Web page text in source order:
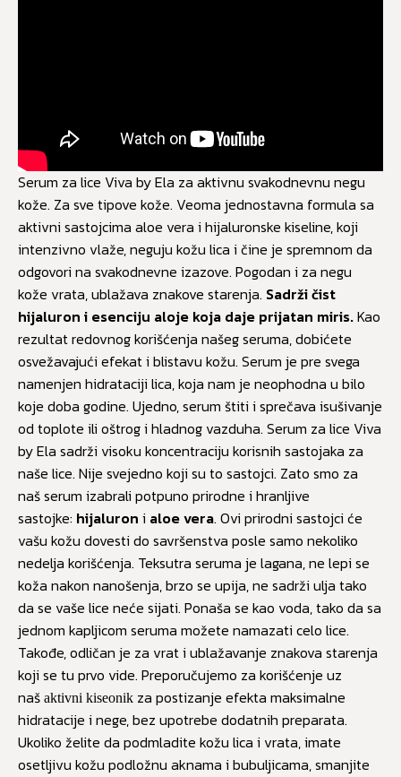
Serum za lice Viva by Ela za aktivnu svakodnevnu negu
kože. Za sve tipove kože. Veoma jednostavna formula sa
aktivni sastojcima aloe vera i hijaluronske kiseline, koji
intenzivno vlaže, neguju kožu lica i čine je spremnom da
odgovori na svakodnevne izazove. Pogodan i za negu
kože vrata, ublažava znakove starenja. Sadrži čist
hijaluron i esenciju aloje koja daje prijatan miris.Kao
rezultat redovnog korišćenja našeg seruma, dobićete
osvežavajući efekat i blistavu kožu. Serum je pre svega
namenjen hidrataciji lica, koja nam je neophodna u bilo
koje doba godine. Ujedno, serum štiti i sprečava isušivanje
od toplote ili oštrog i hladnog vazduha. Serum za lice Viva
by Ela sadrži visoku koncentraciju korisnih sastojaka za
naše lice. Nije svejedno koji su to sastojci. Zato smo za
naš serum izabrali potpuno prirodne i hranljive
sastojke: hijaluron i aloe vera. Ovi prirodni sastojci će
vašu kožu dovesti do savršenstva posle samo nekoliko
nedelja korišćenja. Teksutra seruma je lagana, ne lepi se
koža nakon nanošenja, brzo se upija, ne sadrži ulja tako
da se vaše lice neće sijati. Ponaša se kao voda, tako da sa
jednom kapljicom seruma možete namazati celo lice.
Takođe, odličan je za vrat i ublažavanje znakova starenja
koji se tu prvo vide. Preporučujemo za korišćenje uz
naš aktivni kiseonik za postizanje efekta maksimalne
hidratacije i nege, bez upotrebe dodatnih preparata.
Ukoliko želite da podmladite kožu lica i vrata, imate
osetljivu kožu podložnu aknama i bubuljicama, smanjite